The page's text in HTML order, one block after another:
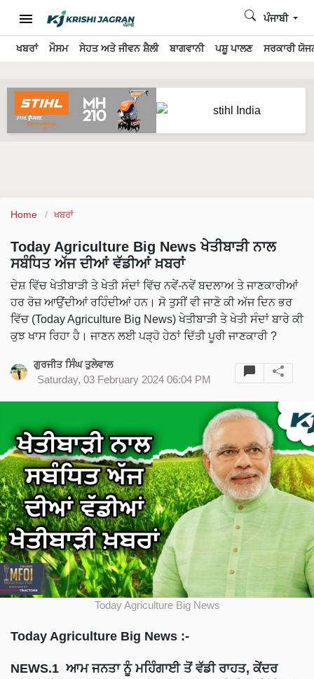
ਖਬਰਾਂ ਮੌਸਮ ਸੇਹਤ ਅਤੇ ਜੀਵਨ ਸ਼ੈਲੀ ਬਾਗਵਾਨੀ ਪਸ਼ੂ ਪਾਲਣ ਸਰਕਾਰੀ
ਪੰਜਾਬੀ
Home ਖਬਰਾਂ
Today Agriculture Big News ਖੇਤੀਬਾੜੀ ਨਾਲ
ਸਬੰਧਿਤ ਅੱਜ ਦੀਆਂ ਵੱਡੀਆਂ ਖ਼ਬਰਾਂ
ਦੇਸ਼ ਵਿੱਚ ਖੇਤੀਬਾੜੀ ਤੇ ਖੇਤੀ ਸੰਦਾਂ ਵਿੱਚ ਨਵੇਂ-ਨਵੇਂ ਬਦਲਾਅ ਤੇ ਜਾਣਕਾਰੀਆਂ
ਹਰ ਰੋਜ਼ ਆਉਂਦੀਆਂ ਰਹਿੰਦੀਆਂ ਹਨ। ਸੋ ਤੁਸੀਂ ਵੀ ਜਾਣੋ ਕੀ ਅੱਜ ਦਿਨ ਭਰ
ਵਿੱਚ (Today Agriculture Big News) ਖੇਤੀਬਾੜੀ ਤੇ ਖੇਤੀ ਸੰਦਾਂ ਬਾਰੇ ਕੀ
ਕੁਝ ਖਾਸ ਰਿਹਾ ਹੈ। ਜਾਣਨ ਲਈ ਪੜ੍ਹੋ ਹੇਠਾਂ ਦਿੱਤੀ ਪੂਰੀ ਜਾਣਕਾਰੀ ?
ਗੁਰਜੀਤ ਸਿੰਘ ਤੁਲੇਵਾਲ
Saturday, 03 February 2024 06:04 PM
Today Agriculture Big News
Today Agriculture Big News :-
NEWS.1 ਆਮ ਜਨਤਾ ਨੂੰ ਮਹਿੰਗਾਈ ਤੋਂ ਵੱਡੀ ਰਾਹਤ, ਕੇਂਦਰ